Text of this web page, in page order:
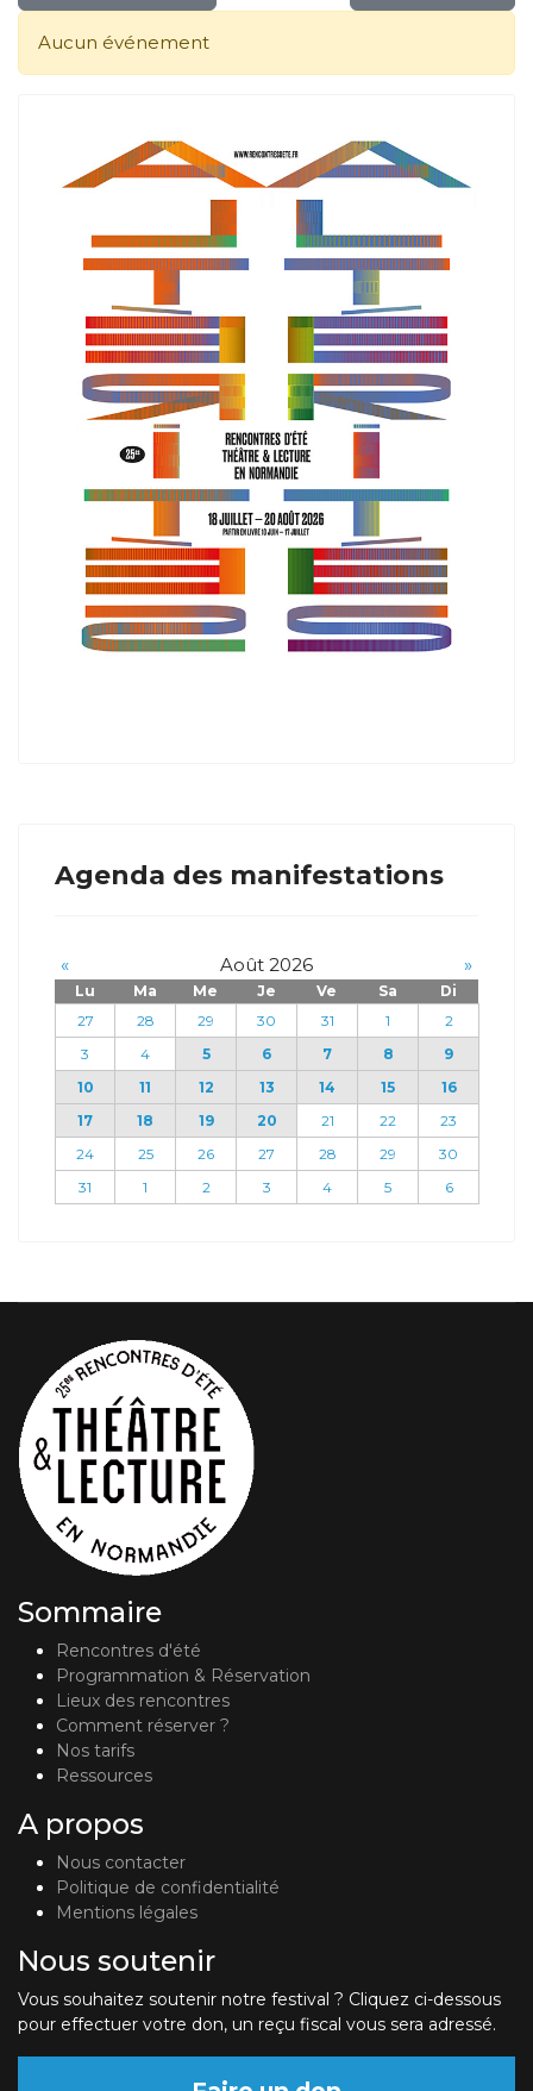
Aucun événement
Agenda des manifestations
« Août 2026 »
Lu Ma Me Je Ve Sa
Di
27
28 29 30 31 1
2
3
4 5 6 7 8
9
10
11 12 13 14 15
16
17
18 19 20 21 22
23
24
25 26 27 28 29
30
31
1 2 3 4 5 6
Sommaire
Rencontres d'été
Programmation & Réservation
Lieux des rencontres
Comment réserver ?
Nos tarifs
Ressources
A propos
Nous contacter
Politique de confidentialité
Mentions légales
Nous soutenir
Vous souhaitez soutenir notre festival ? Cliquez ci-dessous
pour effectuer votre don, un reçu fiscal vous sera adressé.